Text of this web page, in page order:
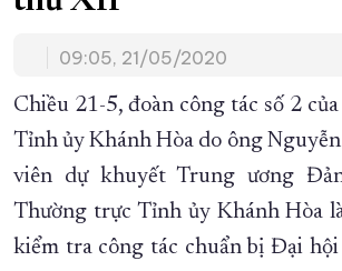
CHUNG TAY CẢI CÁCH HÀNH CHÍNH
XÂY DỰNG NÔNG THÔN MỚI LỊCH CẮT
TÀU - XE - MÁY BAY
KỶ NIỆM 370 NĂM XÂY DỰNG VÀ PHÁT
KHOẢNH KHẮC ĐẸP XỨ TRẦM
XÂY DỰNG KHÁNH HÒA TRỞ THÀNH
09:05, 21/05/2020
Chiều 21-5, đoàn công tác số 2
Tỉnh ủy Khánh Hòa do ông
viên dự khuyết Trung ương
Thường trực Tỉnh ủy Khánh Hòa
kiểm tra công tác chuẩn bị Đại